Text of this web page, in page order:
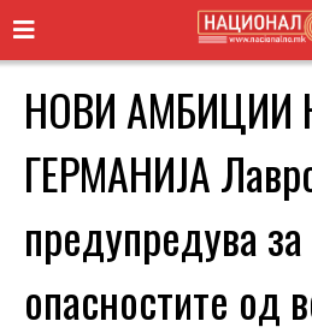
НОВИ АМБИЦИИ
ГЕРМАНИЈА
предупредува за
опасностите од